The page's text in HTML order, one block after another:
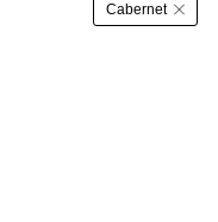
Cabernet